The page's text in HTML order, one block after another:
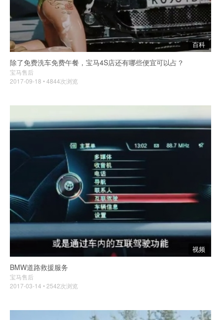
百科
除了免费洗车免费午餐，宝马4S店还有哪些便宜可以占？
宝马售后
2017-09-18 • 4844次浏览
视频
BMW道路救援服务
宝马售后
2017-03-14 • 2542次浏览